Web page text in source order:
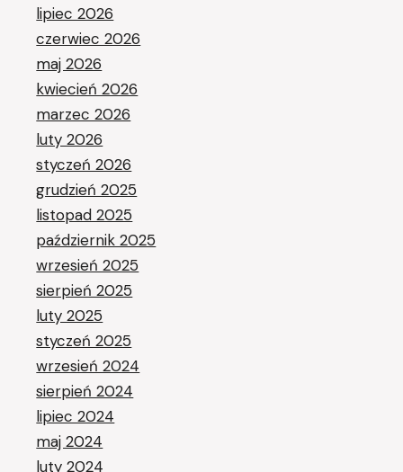
lipiec 2026
czerwiec 2026
maj 2026
kwiecień 2026
marzec 2026
luty 2026
styczeń 2026
grudzień 2025
listopad 2025
październik 2025
wrzesień 2025
sierpień 2025
luty 2025
styczeń 2025
wrzesień 2024
sierpień 2024
lipiec 2024
maj 2024
luty 2024